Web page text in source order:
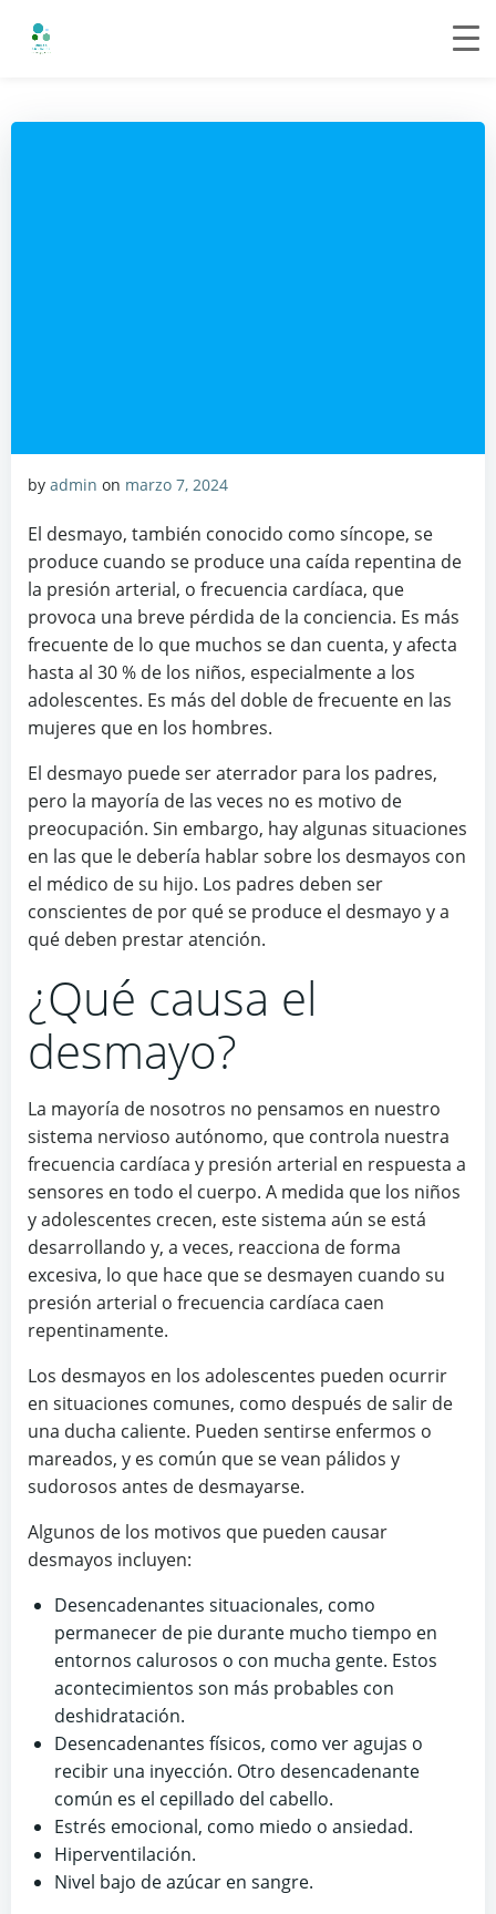
al
by admin on marzo 7, 2024
El desmayo, también conocido como síncope, se
produce cuando se produce una caída repentina de
la presión arterial, o frecuencia cardíaca, que
provoca una breve pérdida de la conciencia. Es más
frecuente de lo que muchos se dan cuenta, y afecta
hasta al 30 % de los niños, especialmente a los
adolescentes. Es más del doble de frecuente en las
mujeres que en los hombres.
El desmayo puede ser aterrador para los padres,
pero la mayoría de las veces no es motivo de
preocupación. Sin embargo, hay algunas situaciones
en las que le debería hablar sobre los desmayos con
el médico de su hijo. Los padres deben ser
conscientes de por qué se produce el desmayo y a
qué deben prestar atención.
¿Qué causa el
desmayo?
La mayoría de nosotros no pensamos en nuestro
sistema nervioso autónomo, que controla nuestra
frecuencia cardíaca y presión arterial en respuesta a
sensores en todo el cuerpo. A medida que los niños
y adolescentes crecen, este sistema aún se está
desarrollando y, a veces, reacciona de forma
excesiva, lo que hace que se desmayen cuando su
presión arterial o frecuencia cardíaca caen
repentinamente.
Los desmayos en los adolescentes pueden ocurrir
en situaciones comunes, como después de salir de
una ducha caliente. Pueden sentirse enfermos o
mareados, y es común que se vean pálidos y
sudorosos antes de desmayarse.
Algunos de los motivos que pueden causar
desmayos incluyen:
Desencadenantes situacionales, como
permanecer de pie durante mucho tiempo en
entornos calurosos o con mucha gente. Estos
acontecimientos son más probables con
deshidratación.
Desencadenantes físicos, como ver agujas o
recibir una inyección. Otro desencadenante
común es el cepillado del cabello.
Estrés emocional, como miedo o ansiedad.
Hiperventilación.
Nivel bajo de azúcar en sangre.